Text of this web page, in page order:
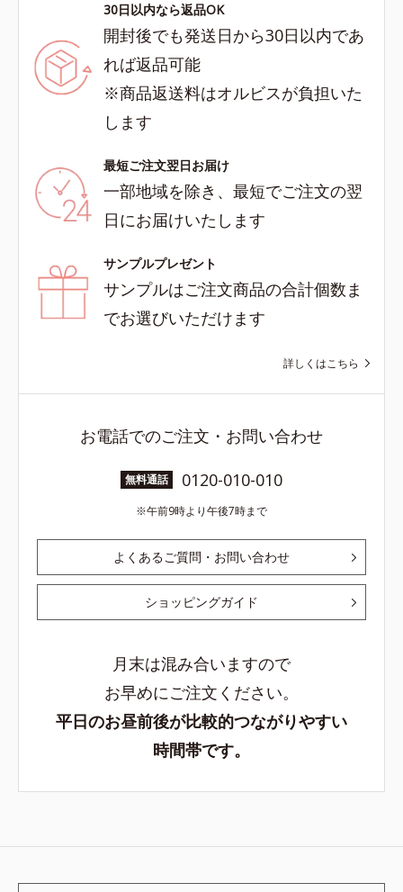
30日以内なら返品OK
開封後でも発送日から30日以内であ
れば返品可能
※商品返送料はオルビスが負担いた
します
最短ご注文翌日お届け
一部地域を除き、最短でご注文の翌
日にお届けいたします
サンプルプレゼント
サンプルはご注文商品の合計個数ま
でお選びいただけます
詳しくはこちら
お電話でのご注文・お問い合わせ
無料通話 0120-010-010
午前9時より午後7時まで
よくあるご質問・お問い合わせ
ショッピングガイド
月末は混み合いますので
お早めにご注文ください。
平日のお昼前後が比較的つながりやすい
時間帯です。